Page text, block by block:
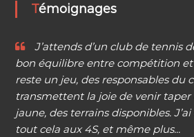
Témoignages
J’attends d’un club de tennis
bon équilibre entre compétition et
reste un jeu, des responsables du
transmettent la joie de venir
jaune, des terrains disponibles.
tout cela aux 4S, et même plus...